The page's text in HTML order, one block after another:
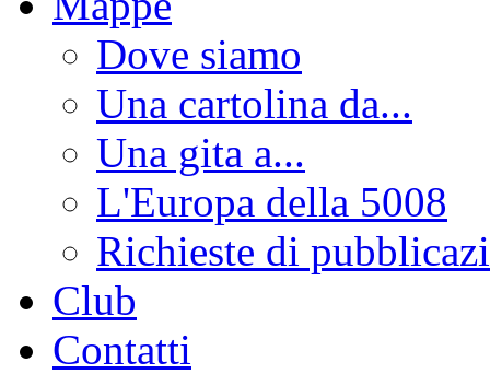
Dove siamo
Una cartolina da...
Una gita a...
L'Europa della 5008
Richieste di
Club
Contatti